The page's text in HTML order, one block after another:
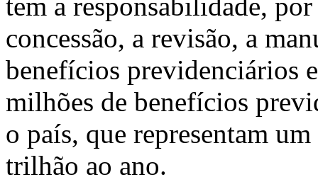
tem a responsabilidade,
concessão, a revisão, a
benefícios previdenciários
milhões de benefícios
o país, que representam
trilhão ao ano.